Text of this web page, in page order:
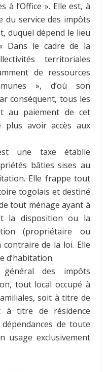
à l’Office ». Elle est, à
du service des impôts
duquel dépend le lieu
Dans le cadre de la
territoriales
de ressources
», d’où son
conséquent, tous les
au paiement de cet
plus avoir accès aux
une taxe établie
bâties sises au
Elle frappe tout
togolais et destiné
tout ménage ayant à
la disposition ou la
(propriétaire ou
de la loi. Elle
d’habitation.
des impôts
tout local occupé à
soit à titre de
à titre de résidence
de toute
usage exclusivement